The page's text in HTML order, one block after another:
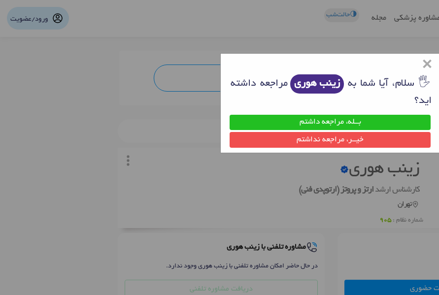
پزشکی مجله 🌗حالت‌شب
ورود/عضویت
دکتر ارتز و پروتز (ارتوپدی فنی) تهران زینب هوری
زینب هوری
کارشناس ارشد ارتز و پروتز (ارتوپدی فنی)
تهران
شماره نظام :905
حضوری
مشاوره تلفنی با زینب هوری
در حال حاضر امکان مشاوره تلفنی با زینب هوری وجود ندارد.
دریافت مشاوره تلفنی
×
🖐 سلام، آیا شما به زینب هوری مراجعه داشته
اید؟
بــله، مراجعه داشتم
خیــر، مراجعه نداشتم